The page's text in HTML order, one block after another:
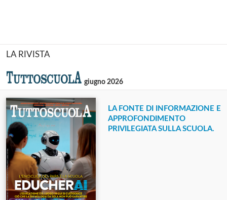
LA RIVISTA
giugno 2026
LA FONTE DI INFORMAZIONE E
APPROFONDIMENTO
PRIVILEGIATA SULLA SCUOLA.